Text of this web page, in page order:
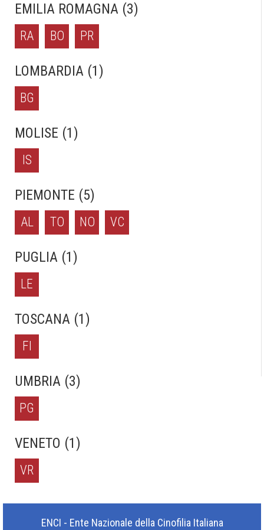
EMILIA ROMAGNA (3)
RA BO PR
LOMBARDIA (1)
BG
MOLISE (1)
IS
PIEMONTE (5)
AL TO NO VC
PUGLIA (1)
LE
TOSCANA (1)
FI
UMBRIA (3)
PG
VENETO (1)
VR
ENCI - Ente Nazionale della Cinofilia Italiana